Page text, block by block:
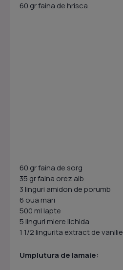
60 gr faina de hrisca
60 gr faina de sorg
35 gr faina orez alb
3 linguri amidon de porumb
6 oua mari
500 ml lapte
5 linguri miere lichida
1 1/2 lingurita extract de vanilie
Umplutura de lamaie: